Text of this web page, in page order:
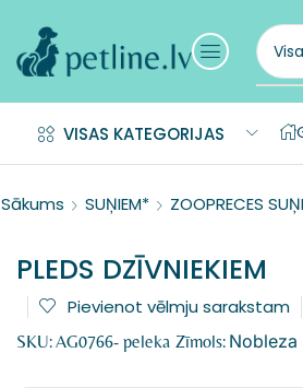
VISAS KATEGORIJAS
Sākums SUŅIEM* ZOOPRECES
PLEDS DZĪVNIEKIEM
Pievienot vēlmju sarakstam
SKU:AG0766- peleka Zīmols: Nobleza